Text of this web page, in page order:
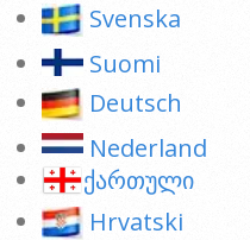
Svenska
Suomi
Deutsch
Nederland
ქართული
Hrvatski